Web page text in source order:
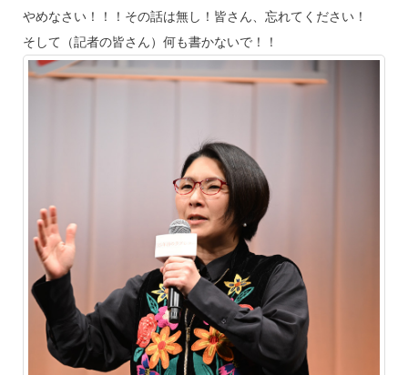
やめなさい！！！その話は無し！皆さん、忘れてください！
そして（記者の皆さん）何も書かないで！！